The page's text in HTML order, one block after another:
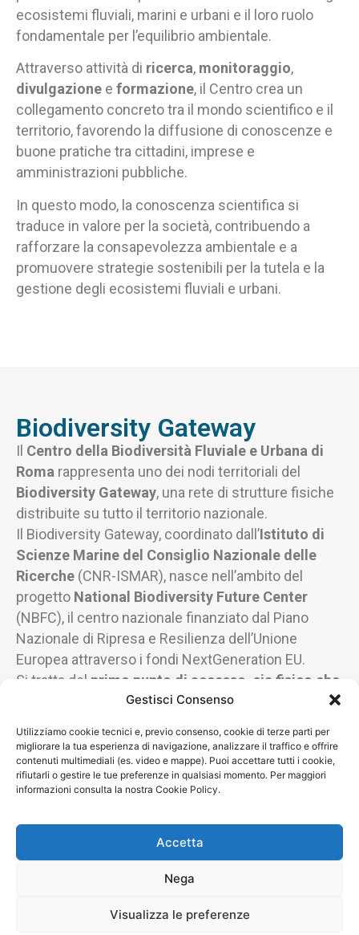
Gestisci Consenso
Utilizziamo cookie tecnici e, previo consenso, cookie di terze parti per
migliorare la tua esperienza di navigazione, analizzare il traffico e offrire
contenuti multimediali (es. video e mappe). Puoi accettare tutti i cookie,
rifiutarli o gestire le tue preferenze in qualsiasi momento. Per maggiori
informazioni consulta la nostra Cookie Policy.
Accetta
Nega
Visualizza le preferenze
ecosistemi fluviali, marini e urbani e il loro ruolo
fondamentale per l’equilibrio ambientale.
Attraverso attività di ricerca, monitoraggio,
divulgazione e formazione, il Centro crea un
collegamento concreto tra il mondo scientifico e il
territorio, favorendo la diffusione di conoscenze e
buone pratiche tra cittadini, imprese e
amministrazioni pubbliche.
In questo modo, la conoscenza scientifica si
traduce in valore per la società, contribuendo a
rafforzare la consapevolezza ambientale e a
promuovere strategie sostenibili per la tutela e la
gestione degli ecosistemi fluviali e urbani.
Biodiversity Gateway
Il Centro della Biodiversità Fluviale e Urbana di
Roma rappresenta uno dei nodi territoriali del
Biodiversity Gateway, una rete di strutture fisiche
distribuite su tutto il territorio nazionale.
Il Biodiversity Gateway, coordinato dall’Istituto di
Scienze Marine del Consiglio Nazionale delle
Ricerche (CNR-ISMAR), nasce nell’ambito del
progetto National Biodiversity Future Center
(NBFC), il centro nazionale finanziato dal Piano
Nazionale di Ripresa e Resilienza dell’Unione
Europea attraverso i fondi NextGeneration EU.
Si tratta del primo punto di accesso, sia fisico che
digitale, interamente dedicato alla
portale digitale, il Biodiversity Gateway promuove
sinergie efficaci tra il mondo della ricerca, il sistema
economico e i cittadini, offrendo un’opportunità
l’enorme patrimonio di biodiversità italiana e
Il Centro della Biodiversità Fluviale e Urbana di
organizzazione ambientalista riconosciuta dal